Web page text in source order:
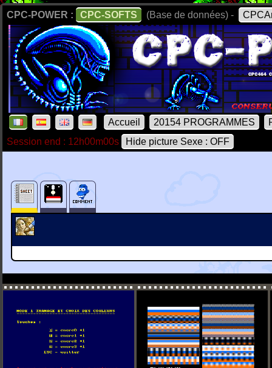
CPC-POWER : CPC-SOFTS (Base de données) -
Accueil 20154 PROGRAMMES
Session end : 12h00m00s
Hide picture Sexe : OFF